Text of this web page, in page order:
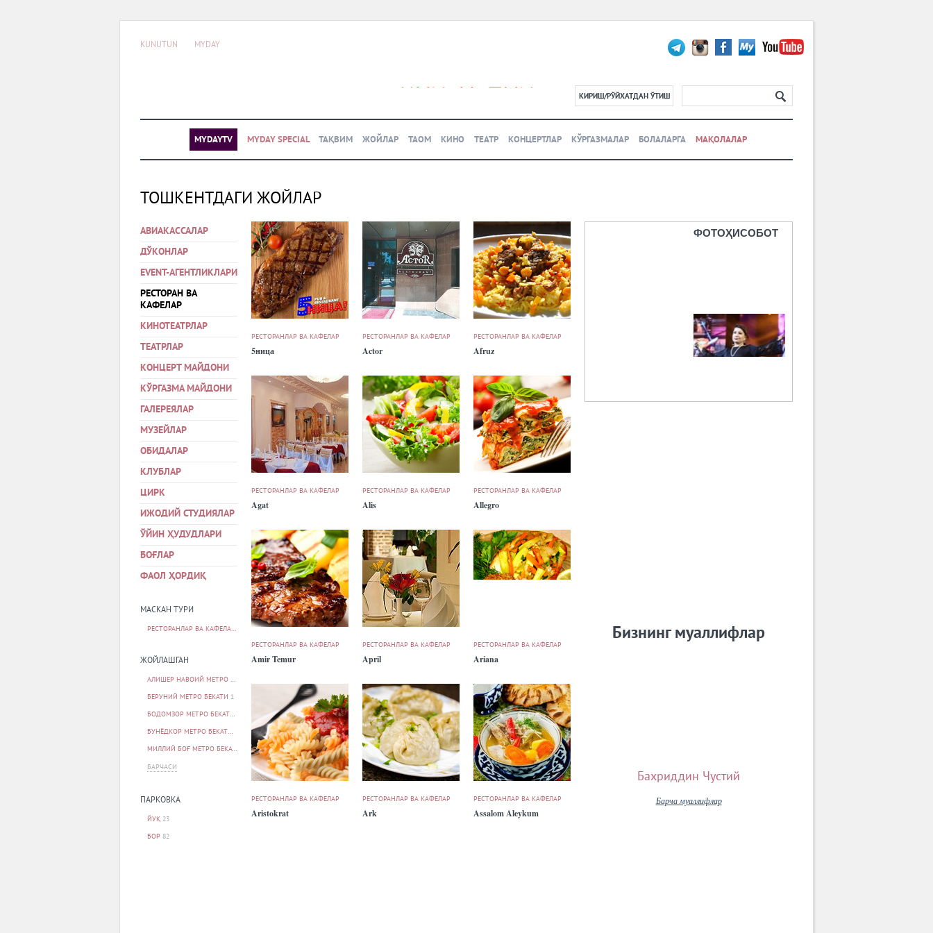
KUNUTUN MYDAY
КИРИШ/РЎЙХАТДАН ЎТИШ
MYDAYTV MYDAY SPECIAL ТАҚВИМ ЖОЙЛАР ТАОМ КИНО ТЕАТР КОНЦЕРТЛАР КЎРГАЗМАЛАР БОЛАЛАРГА МАҚОЛАЛАР
ТОШКЕНТДАГИ ЖОЙЛАР
АВИАКАССАЛАР
ДЎКОНЛАР
EVENT-АГЕНТЛИКЛАРИ
РЕСТОРАН ВА
КАФЕЛАР
КИНОТЕАТРЛАР
ТЕАТРЛАР
КОНЦЕРТ МАЙДОНИ
КЎРГАЗМА МАЙДОНИ
ГАЛЕРЕЯЛАР
МУЗЕЙЛАР
ОБИДАЛАР
КЛУБЛАР
ЦИРК
ИЖОДИЙ СТУДИЯЛАР
ЎЙИН ҲУДУДЛАРИ
БОҒЛАР
ФАОЛ ҲОРДИҚ
МАСКАН ТУРИ
РЕСТОРАНЛАР ВА КАФЕЛАР
ЖОЙЛАШГАН
АЛИШЕР НАВОИЙ МЕТРО БЕКАТИ
БЕРУНИЙ МЕТРО БЕКАТИ 1
БОДОМЗОР МЕТРО БЕКАТИ
БУНЁДКОР МЕТРО БЕКАТИ
МИЛЛИЙ БОҒ МЕТРО БЕКАТИ
БАРЧАСИ
ПАРКОВКА
ЙУҚ 23
БОР 82
РЕСТОРАНЛАР ВА КАФЕЛАР
5ница
РЕСТОРАНЛАР ВА КАФЕЛАР
Actor
РЕСТОРАНЛАР ВА КАФЕЛАР
Afruz
РЕСТОРАНЛАР ВА КАФЕЛАР
Agat
РЕСТОРАНЛАР ВА КАФЕЛАР
Alis
РЕСТОРАНЛАР ВА КАФЕЛАР
Allegro
РЕСТОРАНЛАР ВА КАФЕЛАР
Amir Temur
РЕСТОРАНЛАР ВА КАФЕЛАР
April
РЕСТОРАНЛАР ВА КАФЕЛАР
Ariana
РЕСТОРАНЛАР ВА КАФЕЛАР
Aristokrat
РЕСТОРАНЛАР ВА КАФЕЛАР
Ark
РЕСТОРАНЛАР ВА КАФЕЛАР
Assalom Aleykum
ФОТОҲИСОБОТ
Бизнинг муаллифлар
Бахриддин Чустий
Барча муаллифлар